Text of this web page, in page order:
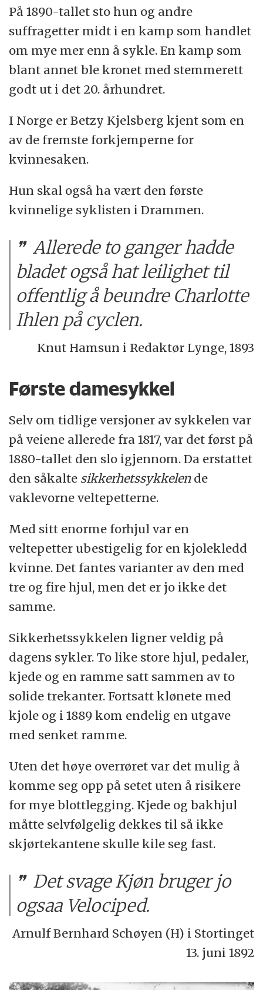
På 1890-tallet sto hun og andre
suffragetter midt i en kamp som handlet
om mye mer enn å sykle. En kamp som
blant annet ble kronet med stemmerett
godt ut i det 20. århundret.
I Norge er Betzy Kjelsberg kjent som en
av de fremste forkjemperne for
kvinnesaken.
Hun skal også ha vært den første
kvinnelige syklisten i Drammen.
Allerede to ganger hadde
bladet også hat leilighet til
offentlig å beundre Charlotte
Ihlen på cyclen.
Knut Hamsun i Redaktør Lynge, 1893
Første damesykkel
Selv om tidlige versjoner av sykkelen var
på veiene allerede fra 1817, var det først på
1880-tallet den slo igjennom. Da erstattet
den såkalte sikkerhetssykkelen de
vaklevorne veltepetterne.
Med sitt enorme forhjul var en
veltepetter ubestigelig for en kjolekledd
kvinne. Det fantes varianter av den med
tre og fire hjul, men det er jo ikke det
samme.
Sikkerhetssykkelen ligner veldig på
dagens sykler. To like store hjul, pedaler,
kjede og en ramme satt sammen av to
solide trekanter. Fortsatt klønete med
kjole og i 1889 kom endelig en utgave
med senket ramme.
Uten det høye overrøret var det mulig å
komme seg opp på setet uten å risikere
for mye blottlegging. Kjede og bakhjul
måtte selvfølgelig dekkes til så ikke
skjørtekantene skulle kile seg fast.
Det svage Kjøn bruger jo
ogsaa Velociped.
Arnulf Bernhard Schøyen (H) i Stortinget
13. juni 1892